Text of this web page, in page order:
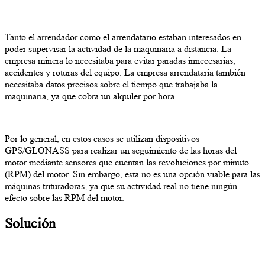
Tanto el arrendador como el arrendatario estaban interesados en
poder supervisar la actividad de la maquinaria a distancia. La
empresa minera lo necesitaba para evitar paradas innecesarias,
accidentes y roturas del equipo. La empresa arrendataria también
necesitaba datos precisos sobre el tiempo que trabajaba la
maquinaria, ya que cobra un alquiler por hora.
Por lo general, en estos casos se utilizan dispositivos
GPS/GLONASS para realizar un seguimiento de las horas del
motor mediante sensores que cuentan las revoluciones por minuto
(RPM) del motor. Sin embargo, esta no es una opción viable para las
máquinas trituradoras, ya que su actividad real no tiene ningún
efecto sobre las RPM del motor.
Solución